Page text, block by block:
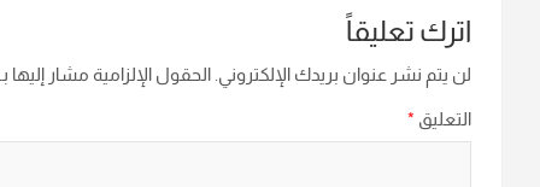
اترك تعليقاً
لن يتم نشر عنوان بريدك الإلكتروني. الحقول الإلزامية مشار إليها
التعليق *